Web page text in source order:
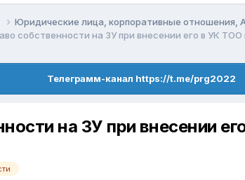
Юридические лица, корпоративные отношения,
собственности на ЗУ при внесении его в УК
Телеграмм-канал https://t.me/prg2022
на ЗУ при внесении